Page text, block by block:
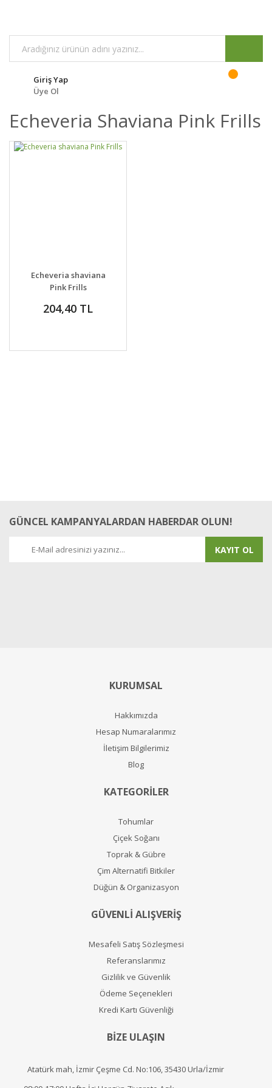
Giriş Yap
Üye Ol
Echeveria Shaviana Pink Frills
DETAYLAR
VER
Echeveria shaviana
Pink Frills
204,40 TL
GÜNCEL KAMPANYALARDAN HABERDAR OLUN!
KAYIT OL
KURUMSAL
Hakkımızda
Hesap Numaralarımız
İletişim Bilgilerimiz
Blog
KATEGORİLER
Tohumlar
Çiçek Soğanı
Toprak & Gübre
Çim Alternatifi Bitkiler
Düğün & Organizasyon
GÜVENLİ ALIŞVERİŞ
Mesafeli Satış Sözleşmesi
Referanslarımız
Gizlilik ve Güvenlik
Ödeme Seçenekleri
Kredi Kartı Güvenliği
BİZE ULAŞIN
Atatürk mah, İzmir Çeşme Cd. No:106, 35430 Urla/İzmir